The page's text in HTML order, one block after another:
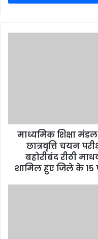
r
y
माध्यमिक शिक्षा
छात्रवृत्ति चयन
बहोरीबंद रीठी
शामिल हुए जिले के 15